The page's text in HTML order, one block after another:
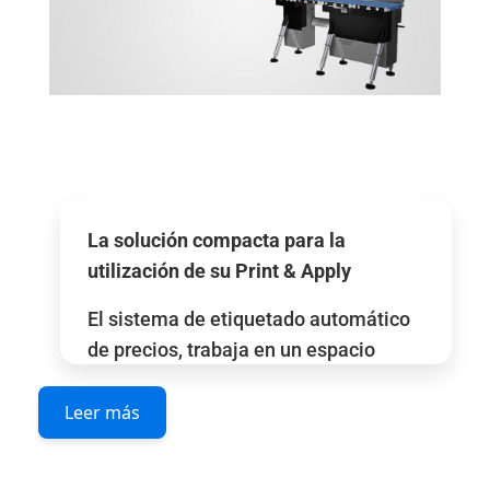
La solución compacta para la
utilización de su Print & Apply
El sistema de etiquetado automático
de precios, trabaja en un espacio
etiquetado de producto de entrada
manual así como para la integración
Leer más